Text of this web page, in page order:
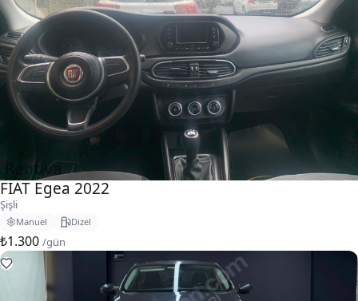
FIAT Egea 2022
Şişli
Manuel Dizel
₺1.300 /gün